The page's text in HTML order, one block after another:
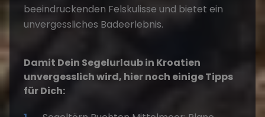
beeindruckenden Felskulisse und bietet ein
unvergessliches Badeerlebnis.
Damit Dein Segelurlaub in Kroatien
unvergesslich wird, hier noch einige Tipps
für Dich: